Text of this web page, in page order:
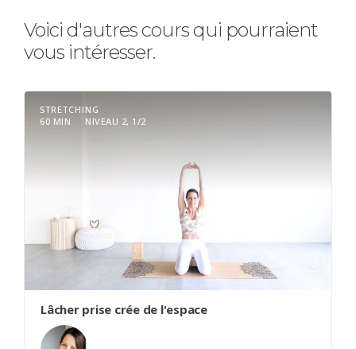
Voici d'autres cours qui pourraient
vous intéresser.
STRETCHING
60 MIN
NIVEAU 2, 1/2
Lâcher prise crée de l'espace